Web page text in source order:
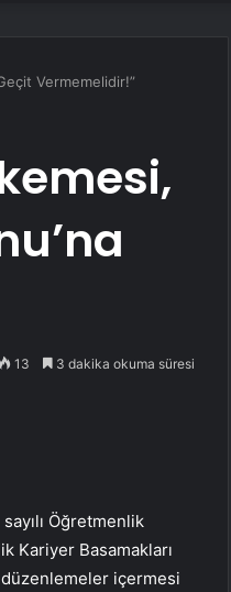
Vermemelidir!”
13 3 dakika okuma süresi
Öğretmenlik
Kariyer Basamakları
düzenlemeler içermesi